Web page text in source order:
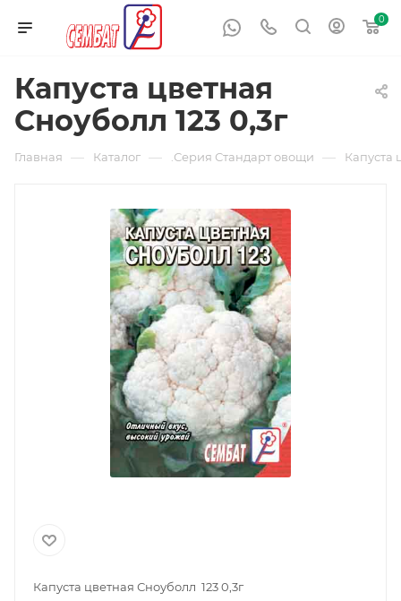
0
Капуста цветная
Сноуболл 123 0,3г
Главная — Каталог — .Серия Стандарт овощи — Капуста
Капуста цветная Сноуболл 123 0,3г